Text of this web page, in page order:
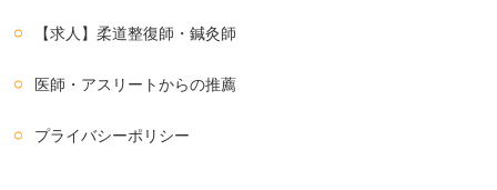
【求人】柔道整復師・鍼灸師
医師・アスリートからの推薦
プライバシーポリシー